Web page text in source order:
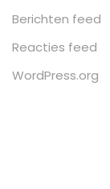
Berichten feed
Reacties feed
WordPress.org